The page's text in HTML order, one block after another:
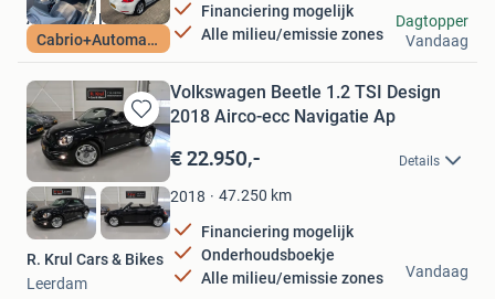
Cabrio+Automaat
Financiering mogelijk
Alle milieu/emissie zones
Autoplein Nijkerk
Nijkerk
Dagtopper
Vandaag
Bewaren
in
Favorieten
Volkswagen Beetle 1.2 TSI Design
2018 Airco-ecc Navigatie Ap
€ 22.950,- Details
2018 47.250 km
Financiering mogelijk
Onderhoudsboekje
Alle milieu/emissie zones
R. Krul Cars & Bikes
Leerdam
Vandaag